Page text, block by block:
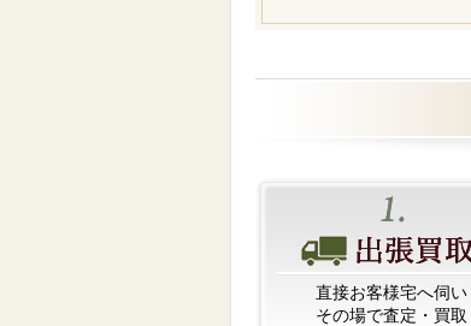
直接お客様宅へ伺い
その場で査定・買取